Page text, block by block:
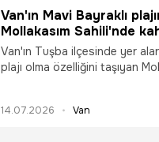
Van'ın Mavi Bayraklı
Mollakasım Sahili'nde
Van'ın Tuşba ilçesinde yer
plajı olma özelliğini taşıyan
14.07.2026 Van